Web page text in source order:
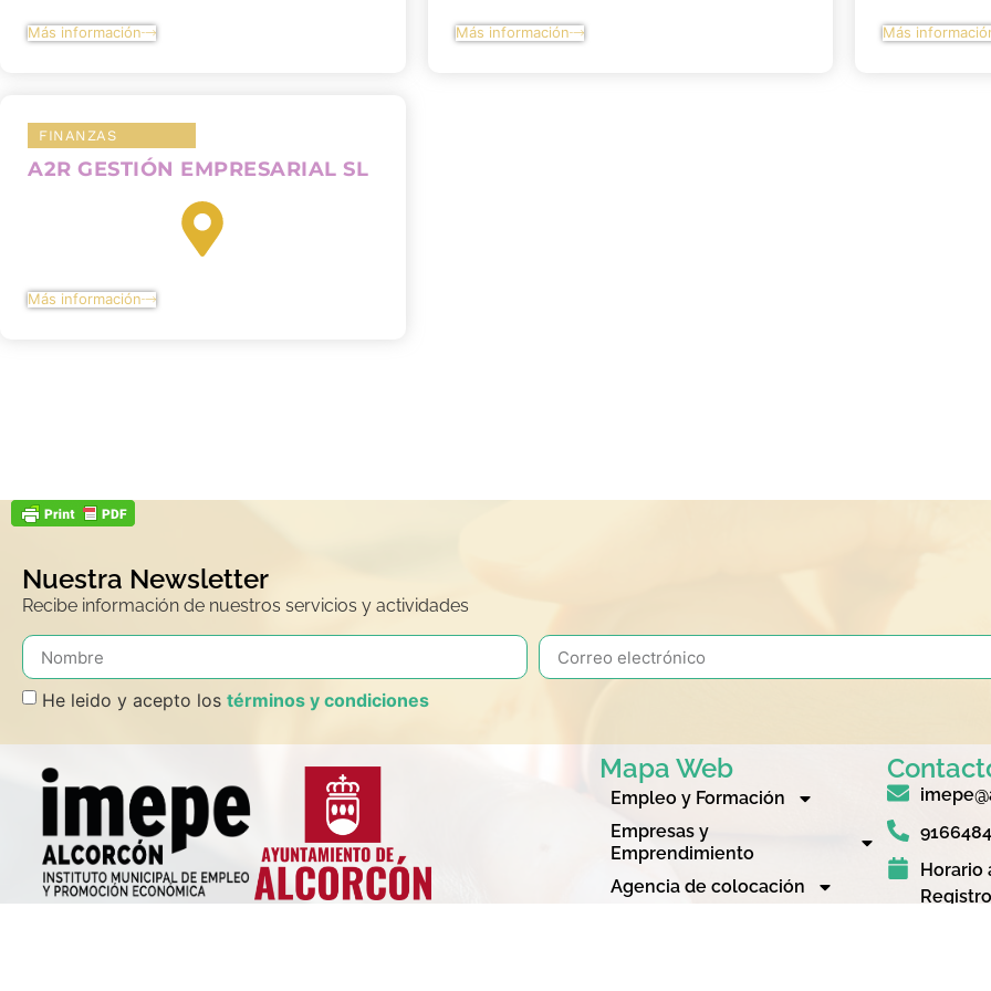
Más información Más información Más
FINANZAS
A2R GESTIÓN EMPRESARIAL SL
Más información
Nuestra Newsletter
Recibe información de nuestros servicios y actividades
He leido y acepto los términos y condiciones
Mapa Web
Empleo y Formación
Empresas y
Emprendimiento
Agencia de colocación